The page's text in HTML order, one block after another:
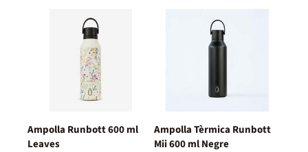
Ampolla Runbott 600 ml
Leaves
Ampolla Tèrmica Runbott
Mii 600 ml Negre